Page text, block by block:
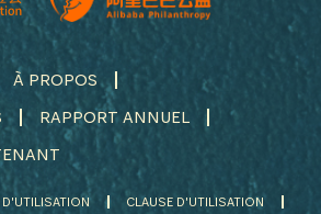
À PROPOS
RAPPORT ANNUEL
CLAUSE D'UTILISATION